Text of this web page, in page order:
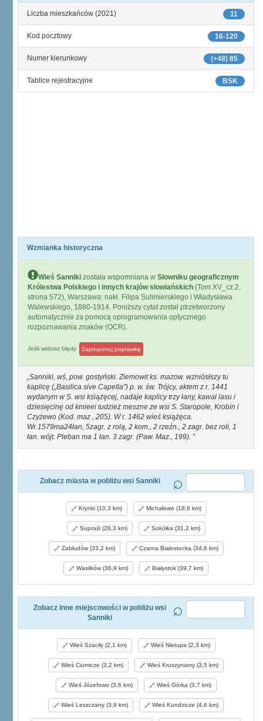
11
Liczba mieszkańców (2021)
16-120
Kod pocztowy
(+48) 85
Numer kierunkowy
BSK
Tablice rejestracyjne
Wzmianka historyczna
Wieś Sanniki została wspomniana w Słowniku geograficznym
Królestwa Polskiego i innych krajów słowiańskich (Tom XV_cz.2,
strona 572), Warszawa: nakł. Filipa Sulimierskiego i Władysława
Walewskiego, 1880-1914. Poniższy cytat został ptrzetworzony
automatycznie za pomocą oprogramowania optycznego
rozpoznawania znaków (OCR).
Jeśli widzisz błędy Zaproponuj poprawkę
Sanniki, wś, pow. gostyński. Ziemowit ks. mazow. wzniósłszy tu
kaplicę („Basilica sive Capella") p. w. św. Trójcy, aktem z r. 1441
wydanym w S. wsi książęcej, nadaje kaplicy trzy łany, kawał lasu i
dziesięcinę od kmieei tudzież meszne ze wsi S. Staropole, Krobin i
Czyżewo (Kod. maz , 205). W r. 1462 wieś książęca.
Wr.1579ma24łan, 5zagr. z rolą, 2 kom., 2 rzeźn., 2 zagr. bez roli, 1
łan. wójt. Pleban ma 1 łan. 3 zagr. (Paw. Maz., 199).
Zobacz miasta w pobliżu wsi Sanniki
Krynki (10,3 km) Michałowo (18,6 km)
Supraśl (28,3 km) Sokółka (31,2 km)
Zabłudów (33,2 km) Czarna Białostocka (34,6 km)
Wasilków (36,9 km) Białystok (39,7 km)
Zobacz inne miejscowości w pobliżu wsi
Sanniki
Wieś Szaciły (2,1 km) Wieś Nietupa (2,3 km)
Wieś Ciumicze (3,2 km) Wieś Kruszyniany (3,5 km)
Wieś Józefowo (3,6 km) Wieś Górka (3,7 km)
Wieś Leszczany (3,9 km) Wieś Kundzicze (4,6 km)